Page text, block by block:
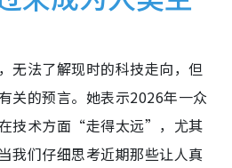
无法了解现时的科技走向，但
关的预言。她表示2026年一众
技术方面“走得太远”，尤其
我们仔细思考近期那些让人真